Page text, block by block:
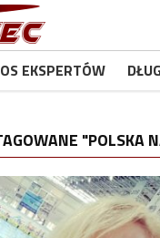
EKSPERTÓW
"POLSKA